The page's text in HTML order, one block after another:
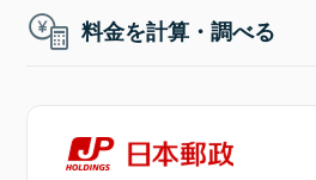
料金を計算・調べる